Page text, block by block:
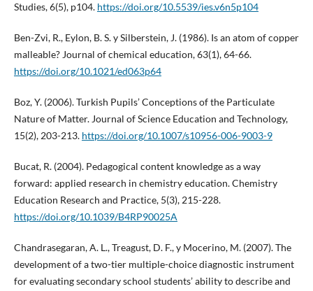
Studies, 6(5), p104. https://doi.org/10.5539/ies.v6n5p104
Ben-Zvi, R., Eylon, B. S. y Silberstein, J. (1986). Is an atom of copper
malleable? Journal of chemical education, 63(1), 64-66.
https://doi.org/10.1021/ed063p64
Boz, Y. (2006). Turkish Pupils’ Conceptions of the Particulate
Nature of Matter. Journal of Science Education and Technology,
15(2), 203-213. https://doi.org/10.1007/s10956-006-9003-9
Bucat, R. (2004). Pedagogical content knowledge as a way
forward: applied research in chemistry education. Chemistry
Education Research and Practice, 5(3), 215-228.
https://doi.org/10.1039/B4RP90025A
Chandrasegaran, A. L., Treagust, D. F., y Mocerino, M. (2007). The
development of a two-tier multiple-choice diagnostic instrument
for evaluating secondary school students’ ability to describe and